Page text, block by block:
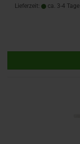
Lieferzeit: ca. 3-4 Tage